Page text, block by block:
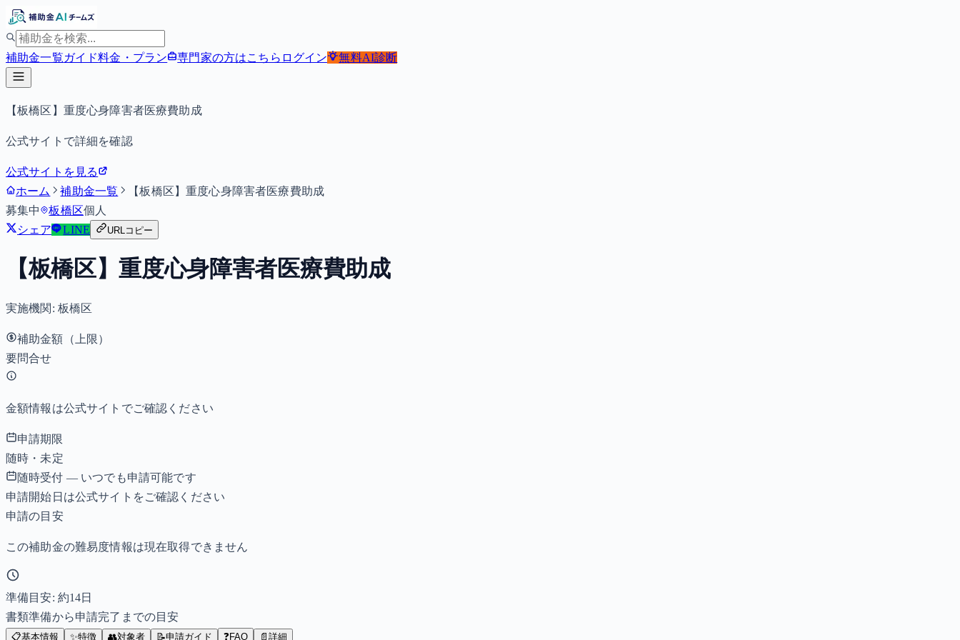
補助金一覧ガイド料金・プラン 専門家の方はこちら ログイン 無料AI診断
【板橋区】重度心身障害者医療費助成
公式サイトで詳細を確認
公式サイトを見る
ホーム
補助金一覧
【板橋区】重度心身障害者医療費助成
募集中
板橋区個人
シェア
LINE URLコピー
【板橋区】重度心身障害者医療費助成
実施機関: 板橋区
補助金額（上限）
要問合せ
金額情報は公式サイトでご確認ください
申請期限
随時・未定
随時受付 — いつでも申請可能です
申請開始日は公式サイトをご確認ください
申請の目安
この補助金の難易度情報は現在取得できません
準備目安: 約14日
書類準備から申請完了までの目安
📋基本情報 ✨特徴 👥対象者 📝申請ガイド ❓FAQ 📄 詳細